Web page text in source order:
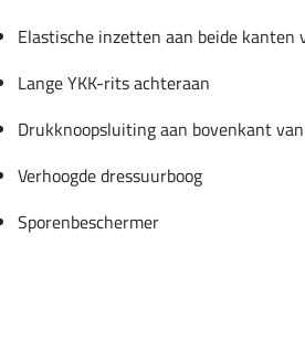
Elastische inzetten aan beide kanten
Lange YKK-rits achteraan
Drukknoopsluiting aan bovenkant
Verhoogde dressuurboog
Sporenbeschermer